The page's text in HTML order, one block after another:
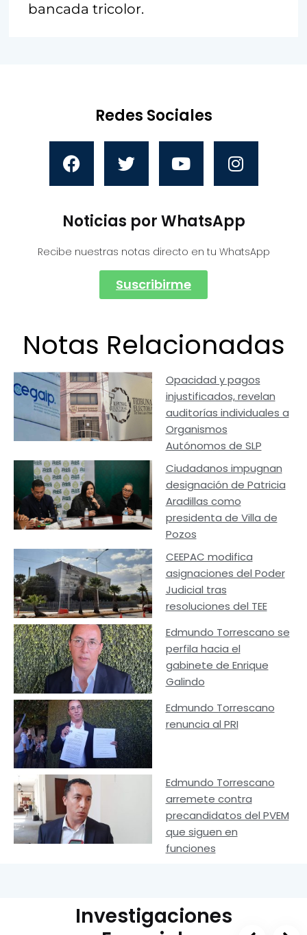
bancada tricolor.
Redes Sociales
Noticias por WhatsApp
Recibe nuestras notas directo en tu WhatsApp
Suscribirme
Notas Relacionadas
Opacidad y pagos
injustificados, revelan
auditorías individuales a
Organismos
Autónomos de SLP
Ciudadanos impugnan
designación de Patricia
Aradillas como
presidenta de Villa de
Pozos
CEEPAC modifica
asignaciones del Poder
Judicial tras
resoluciones del TEE
Edmundo Torrescano se
perfila hacia el
gabinete de Enrique
Galindo
Edmundo Torrescano
renuncia al PRI
Edmundo Torrescano
arremete contra
precandidatos del PVEM
que siguen en
funciones
Investigaciones